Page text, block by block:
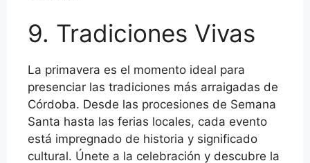
9. Tradiciones Vivas
La primavera es el momento ideal para
presenciar las tradiciones más arraigadas de
Córdoba. Desde las procesiones de Semana
Santa hasta las ferias locales, cada evento
está impregnado de historia y significado
cultural. Únete a la celebración y descubre la